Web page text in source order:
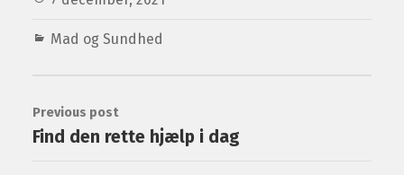
Mad og Sundhed
Previous post
Find den rette hjælp i dag